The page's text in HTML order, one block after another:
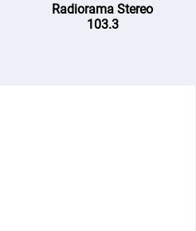
Radiorama Stereo
103.3